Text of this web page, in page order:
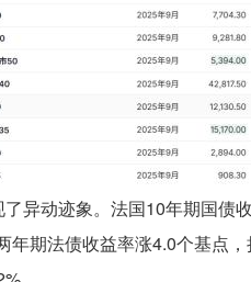
动迹象。法国10年期国债
年期法债收益率涨4.0个基点